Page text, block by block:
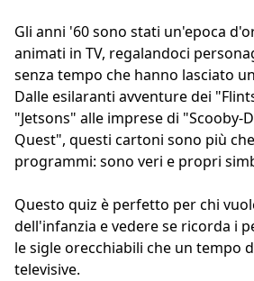
Gli anni '60 sono stati un'epoca
animati in TV, regalandoci
senza tempo che hanno lasciato
Dalle esilaranti avventure dei
"Jetsons" alle imprese di "Scooby-
Quest", questi cartoni sono più
programmi: sono veri e propri
Questo quiz è perfetto per chi
dell'infanzia e vedere se ricorda i
le sigle orecchiabili che un tempo
televisive.